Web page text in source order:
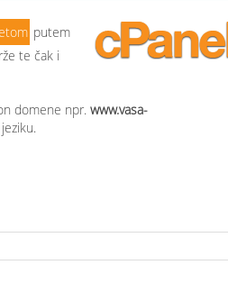
putem
te čak i
domene npr. www.vasa-